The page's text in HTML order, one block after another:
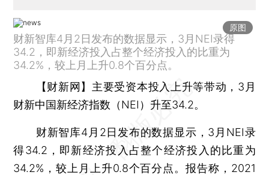
原图
财新智库4月2日发布的数据显示，3月NEI录得
34.2，即新经济投入占整个经济投入的比重为
34.2%，较上月上升0.8个百分点。
【财新网】 主要受资本投入上升等带动，3月
财新中国新经济指数（NEI）升至34.2。
财新智库4月2日发布的数据显示，3月NEI录
得34.2，即新经济投入占整个经济投入的比重为
34.2%，较上月上升0.8个百分点。报告称，2021